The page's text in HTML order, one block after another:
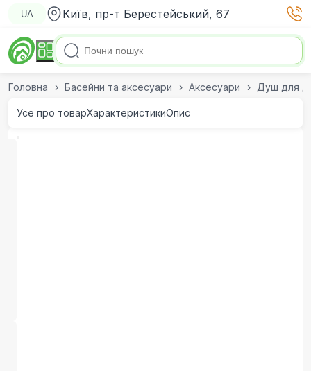
UA Київ, пр-т Берестейський, 67
Головна Басейни та аксесуари Аксесуари Душ для
Усе про товарХарактеристикиОпис